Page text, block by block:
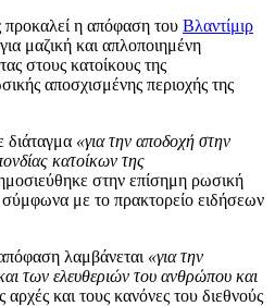
προκαλεί η απόφαση του Βλαντίμιρ
μαζική και απλοποιημένη
στους κατοίκους της
αποσχισμένης περιοχής της
«για την αποδοχή στην
κατοίκων της
στην επίσημη ρωσική
με το πρακτορείο ειδήσεων
λαμβάνεται «για την
των ελευθεριών του ανθρώπου και
αρχές και τους κανόνες του διεθνούς